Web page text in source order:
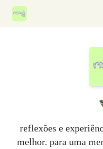
reflexões e
melhor. para uma